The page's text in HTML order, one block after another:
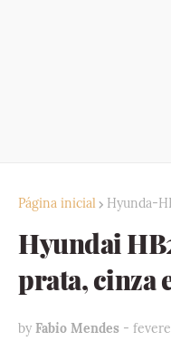
Página inicial Hyunda-
Hyundai
prata, cinza
by Fabio Mendes -